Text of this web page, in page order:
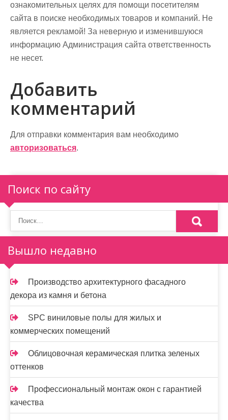
ознакомительных целях для помощи посетителям
сайта в поиске необходимых товаров и компаний. Не
является рекламой! За неверную и изменившуюся
информацию Администрация сайта ответственность
не несет.
Добавить
комментарий
Для отправки комментария вам необходимо
авторизоваться.
Поиск по сайту
Вышло недавно
Производство архитектурного фасадного
декора из камня и бетона
SPC виниловые полы для жилых и
коммерческих помещений
Облицовочная керамическая плитка зеленых
оттенков
Профессиональный монтаж окон с гарантией
качества